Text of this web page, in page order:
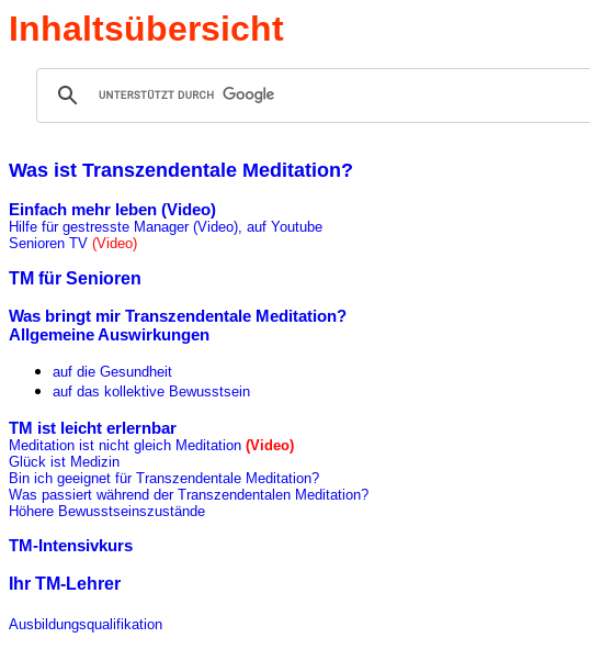
Inhaltsübersicht
Was ist Transzendentale Meditation?
Einfach mehr leben (Video)
Hilfe für gestresste Manager (Video), auf Youtube
Senioren TV (Video)
TM für Senioren
Was bringt mir Transzendentale Meditation?
Allgemeine Auswirkungen
auf die Gesundheit
auf das kollektive Bewusstsein
TM ist leicht erlernbar
Meditation ist nicht gleich Meditation (Video)
Glück ist Medizin
Bin ich geeignet für Transzendentale Meditation?
Was passiert während der Transzendentalen Meditation?
Höhere Bewusstseinszustände
TM-Intensivkurs
Ihr TM-Lehrer
Ausbildungsqualifikation